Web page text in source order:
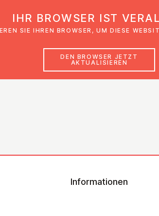
Glaubensimpulse News
Informationen
IHR BROWSER IST
SIE IHREN BROWSER, UM DIESE
DEN BROWSER JETZT
AKTUALISIEREN